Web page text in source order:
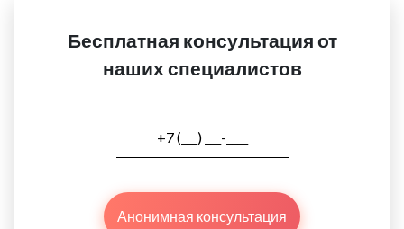
Бесплатная консультация от
наших специалистов
Анонимная консультация